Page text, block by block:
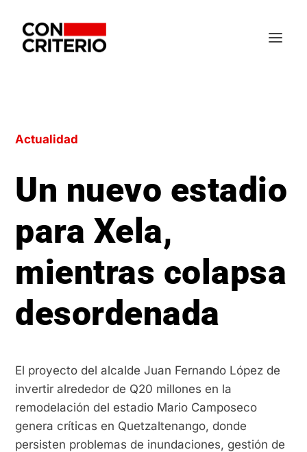
Actualidad
Un nuevo estadio
para Xela,
mientras colapsa
desordenada
El proyecto del alcalde Juan Fernando López de
invertir alrededor de Q20 millones en la
remodelación del estadio Mario Camposeco
genera críticas en Quetzaltenango, donde
persisten problemas de inundaciones, gestión de